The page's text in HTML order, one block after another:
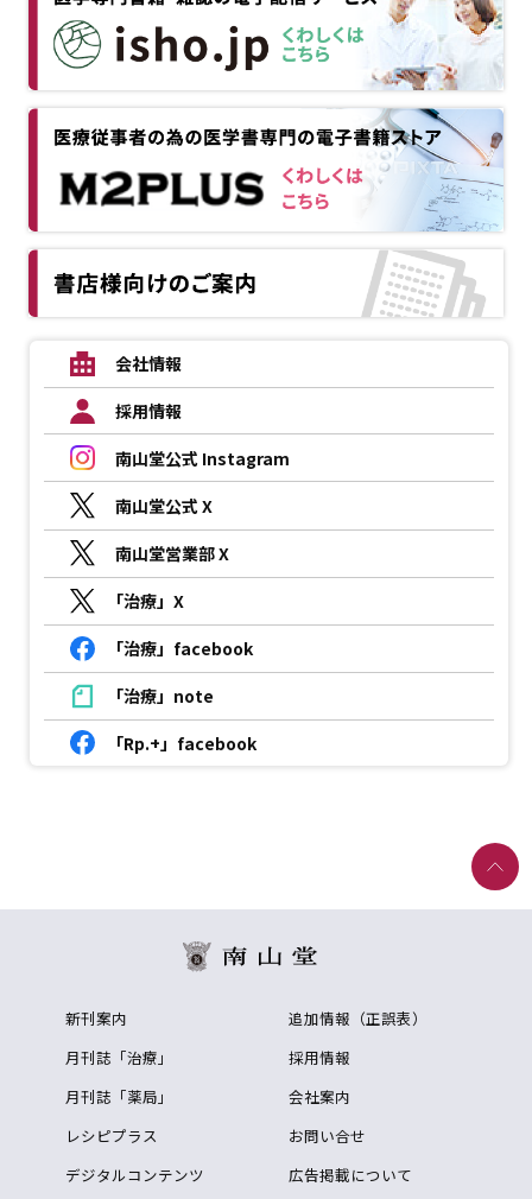
会社情報
採用情報
南山堂公式 Instagram
南山堂公式 X
南山堂営業部 X
「治療」X
「治療」facebook
「治療」note
「Rp.+」facebook
新刊案内
月刊誌「治療」
月刊誌「薬局」
レシピプラス
デジタルコンテンツ
追加情報（正誤表）
採用情報
会社案内
お問い合せ
広告掲載について